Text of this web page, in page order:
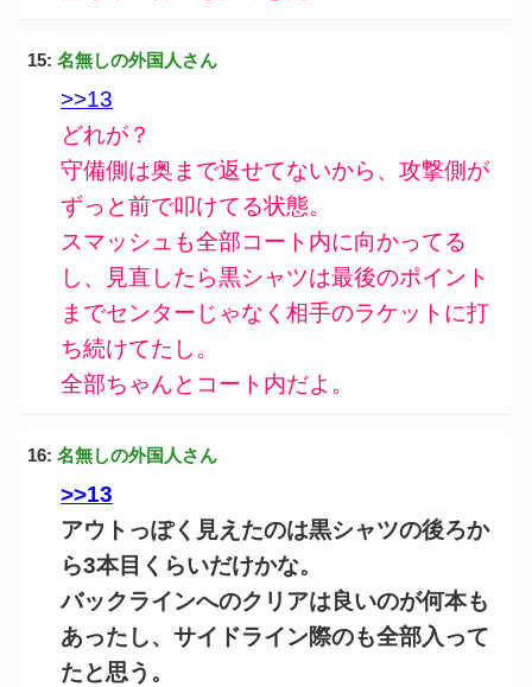
15: 名無しの外国人さん
>>13
どれが？
守備側は奥まで返せてないから、攻撃側が
ずっと前で叩けてる状態。
スマッシュも全部コート内に向かってる
し、見直したら黒シャツは最後のポイント
までセンターじゃなく相手のラケットに打
ち続けてたし。
全部ちゃんとコート内だよ。
16: 名無しの外国人さん
>>13
アウトっぽく見えたのは黒シャツの後ろか
ら3本目くらいだけかな。
バックラインへのクリアは良いのが何本も
あったし、サイドライン際のも全部入って
たと思う。